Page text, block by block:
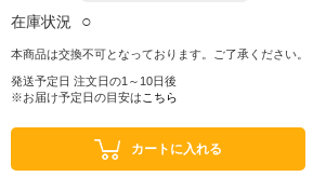
在庫状況 ○
本商品は交換不可となっております。ご了承ください。
発送予定日 注文日の1～10日後
※お届け予定日の目安は こちら
カートに入れる